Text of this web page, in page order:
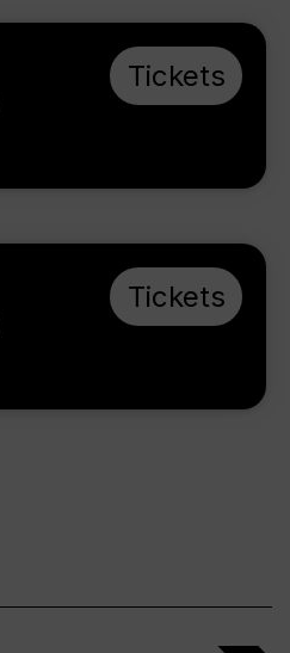
Tickets
Tickets